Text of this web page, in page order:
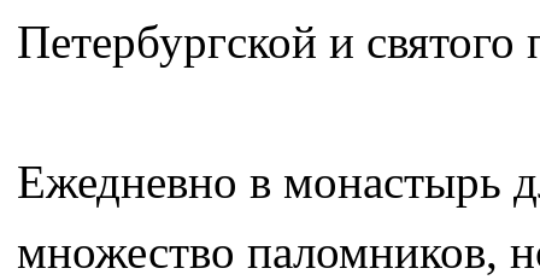
Петербургской и
Ежедневно в монастырь
множество паломников,